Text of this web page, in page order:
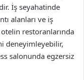
İş seyahatinde
alanları ve iş
restoranlarında
deneyimleyebilir,
salonunda egzersiz